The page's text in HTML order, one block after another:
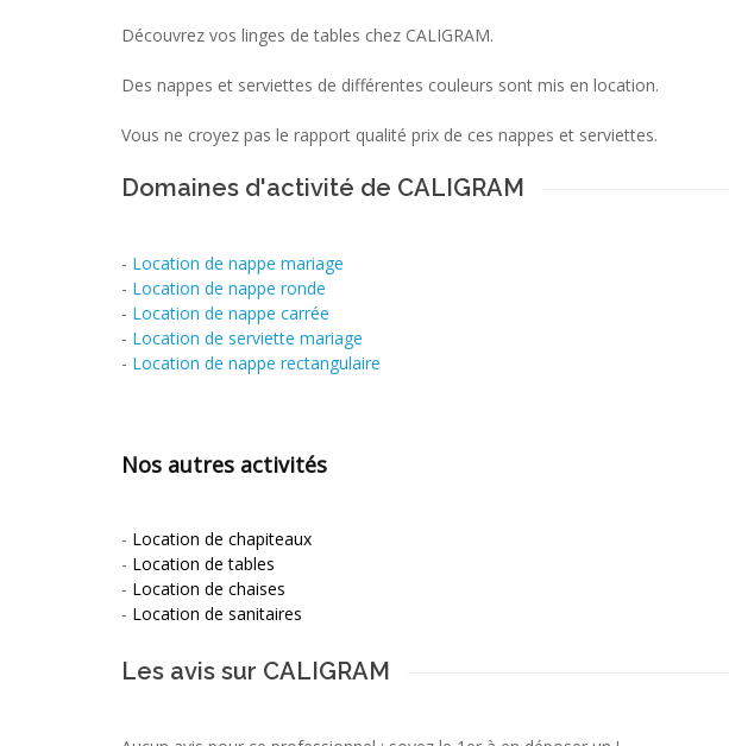
Découvrez vos linges de tables chez CALIGRAM.
Des nappes et serviettes de différentes couleurs sont mis en location.
Vous ne croyez pas le rapport qualité prix de ces nappes et serviettes.
Domaines d'activité de CALIGRAM
- Location de nappe mariage
- Location de nappe ronde
- Location de nappe carrée
- Location de serviette mariage
- Location de nappe rectangulaire
Nos autres activités
- Location de chapiteaux
- Location de tables
- Location de chaises
- Location de sanitaires
Les avis sur CALIGRAM